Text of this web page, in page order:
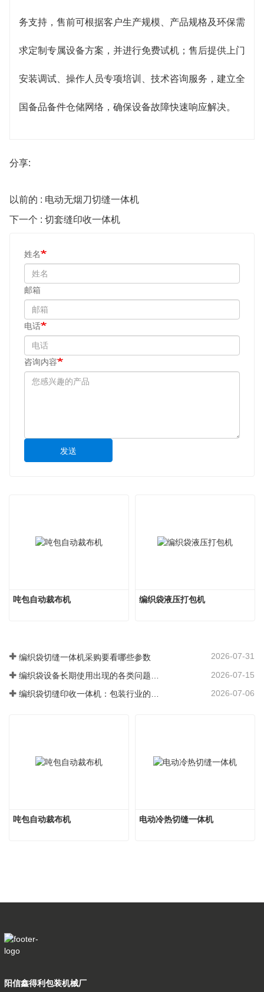
务支持，售前可根据客户生产规模、产品规格及环保需
求定制专属设备方案，并进行免费试机；售后提供上门
安装调试、操作人员专项培训、技术咨询服务，建立全
国备品备件仓储网络，确保设备故障快速响应解决。
分享:
以前的 : 电动无烟刀切缝一体机
下一个 : 切套缝印收一体机
姓名
邮箱
电话
咨询内容
发送
吨包自动裁布机 编织袋液压打包机
编织袋切缝一体机采购要看哪些参数 2026-07-31
2026-07-15
编织袋切缝印收一体机：包装行业的高效升级核心 2026-07-06
吨包自动裁布机 电动冷热切缝一体机
阳信鑫得利包装机械厂